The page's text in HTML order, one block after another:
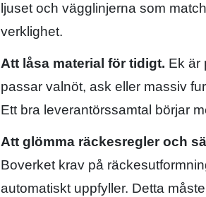
ljuset och vägglinjerna som
verklighet.
Att låsa material för tidigt. Ek är
passar valnöt, ask eller massiv
Ett bra leverantörssamtal börjar
Att glömma räckesregler och
Boverket krav på
automatiskt uppfyller. Detta